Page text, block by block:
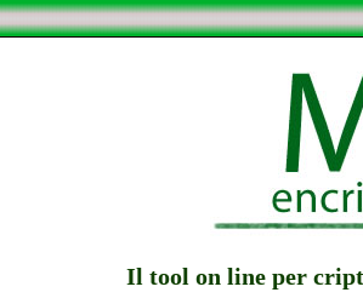
Il tool on line per